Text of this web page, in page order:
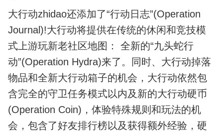
大行动zhidao还添加了“行动日志”(Operation
Journal)!大行动将提供在传统的休闲和竞技模
式上游玩新老社区地图： 全新的“九头蛇行
动”(Operation Hydra)来了。同时、大行动掉落
物品和全新大行动箱子的机会，大行动依然包
含完全的守卫任务模式以内及新的大行动硬币
(Operation Coin)，体验特殊规则和玩法的机
会，包含了好友排行榜以及获得额外经验，硬